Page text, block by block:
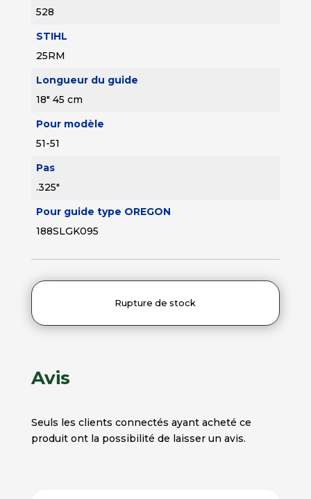
528
STIHL
25RM
Longueur du guide
18" 45 cm
Pour modèle
51-51
Pas
.325"
Pour guide type OREGON
188SLGK095
Rupture de stock
Avis
Seuls les clients connectés ayant acheté ce
produit ont la possibilité de laisser un avis.